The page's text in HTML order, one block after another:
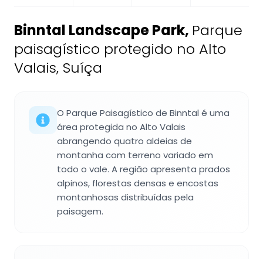
Binntal Landscape Park, Parque
paisagístico protegido no Alto
Valais, Suíça
O Parque Paisagístico de Binntal é uma
área protegida no Alto Valais
abrangendo quatro aldeias de
montanha com terreno variado em
todo o vale. A região apresenta prados
alpinos, florestas densas e encostas
montanhosas distribuídas pela
paisagem.